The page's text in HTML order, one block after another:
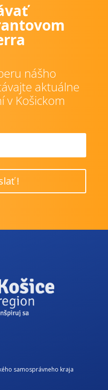
nášho
aktuálne
v Košickom
!
samosprávneho kraja